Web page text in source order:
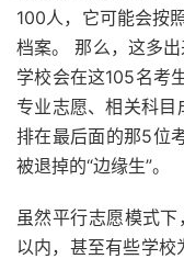
100人，它可能会按
档案。 那么，这多
学校会在这105名考
专业志愿、相关科目
排在最后面的那5位
被退掉的“边缘生”。
虽然平行志愿模式
以内，甚至有些学校